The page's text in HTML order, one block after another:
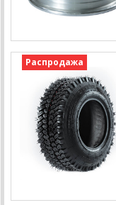
Распродажа